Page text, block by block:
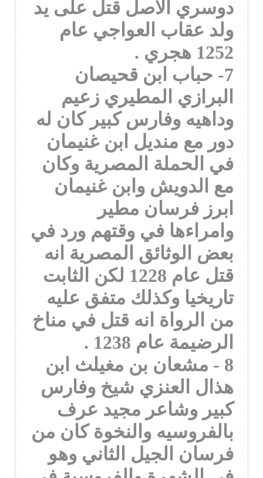
دوسري الاصل قتل على يد
ولد عقاب العواجي عام
1252 هجري .
7- حباب ابن قحيصان
البرازي المطيري زعيم
وداهيه وفارس كبير كان له
دور مع منديل ابن غنيمان
في الحملة المصرية وكان
مع الدويش وابن غنيمان
ابرز فرسان مطير
وامراءها في وقتهم ورد في
بعض الوثائق المصرية انه
قتل عام 1228 لكن الثابت
تاريخيا وكذلك متفق عليه
من الرواة انه قتل في مناخ
الرضيمة عام 1238 .
8 - مشعان بن مغيلث ابن
هذال العنزي شيخ وفارس
كبير وشاعر مجيد عرف
بالفروسيه والنخوة كان من
فرسان الجيل الثاني وهو